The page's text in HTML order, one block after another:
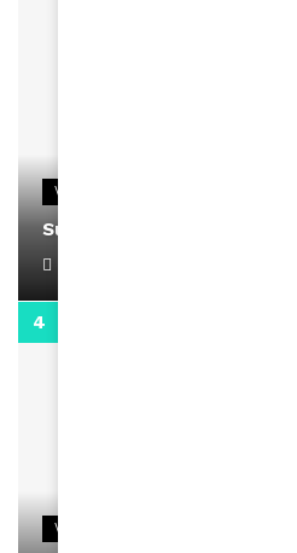
VIDEOS
Support Black Business
VIDEOS